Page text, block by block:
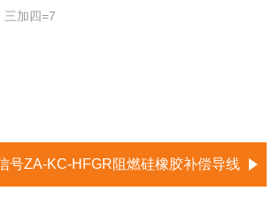
三加四=7
号ZA-KC-HFGR阻燃硅橡胶补偿导线